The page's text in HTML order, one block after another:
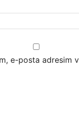
e-posta adresim